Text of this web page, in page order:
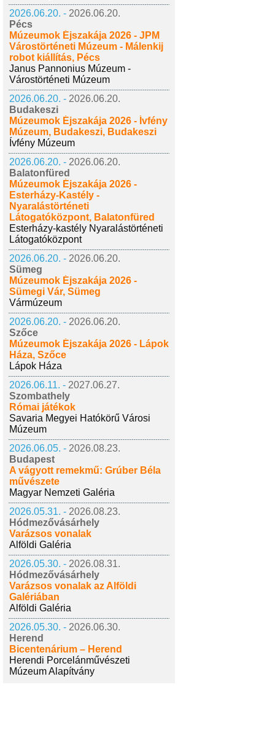
2026.06.20. - 2026.06.20.
Pécs
Múzeumok Éjszakája 2026 - JPM
Várostörténeti Múzeum - Málenkij
robot kiállítás, Pécs
Janus Pannonius Múzeum -
Várostörténeti Múzeum
2026.06.20. - 2026.06.20.
Budakeszi
Múzeumok Éjszakája 2026 - Ívfény
Múzeum, Budakeszi, Budakeszi
Ívfény Múzeum
2026.06.20. - 2026.06.20.
Balatonfüred
Múzeumok Éjszakája 2026 -
Esterházy-Kastély -
Nyaralástörténeti
Látogatóközpont, Balatonfüred
Esterházy-kastély Nyaralástörténeti
Látogatóközpont
2026.06.20. - 2026.06.20.
Sümeg
Múzeumok Éjszakája 2026 -
Sümegi Vár, Sümeg
Vármúzeum
2026.06.20. - 2026.06.20.
Szőce
Múzeumok Éjszakája 2026 - Lápok
Háza, Szőce
Lápok Háza
2026.06.11. - 2027.06.27.
Szombathely
Római játékok
Savaria Megyei Hatókörű Városi
Múzeum
2026.06.05. - 2026.08.23.
Budapest
A vágyott remekmű: Grúber Béla
művészete
Magyar Nemzeti Galéria
2026.05.31. - 2026.08.23.
Hódmezővásárhely
Varázsos vonalak
Alföldi Galéria
2026.05.30. - 2026.08.31.
Hódmezővásárhely
Varázsos vonalak az Alföldi
Galériában
Alföldi Galéria
2026.05.30. - 2026.06.30.
Herend
Bicentenárium – Herend
Herendi Porcelánművészeti
Múzeum Alapítvány